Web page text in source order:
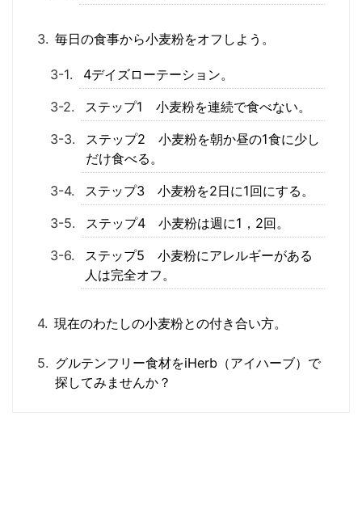
毎日の食事から小麦粉をオフしよう。
4デイズローテーション。
ステップ1 小麦粉を連続で食べない。
ステップ2 小麦粉を朝か昼の1食に少し
だけ食べる。
ステップ3 小麦粉を2日に1回にする。
ステップ4 小麦粉は週に1，2回。
ステップ5 小麦粉にアレルギーがある
人は完全オフ。
現在のわたしの小麦粉との付き合い方。
グルテンフリー食材をiHerb（アイハーブ）で
探してみませんか？